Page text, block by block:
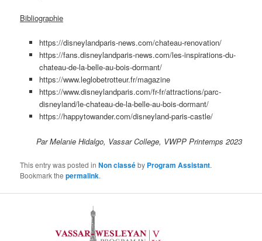
Bibliographie
https://disneylandparis-news.com/chateau-renovation/
https://fans.disneylandparis-news.com/les-inspirations-du-
chateau-de-la-belle-au-bois-dormant/
https://www.leglobetrotteur.fr/magazine
https://www.disneylandparis.com/fr-fr/attractions/parc-
disneyland/le-chateau-de-la-belle-au-bois-dormant/
https://happytowander.com/disneyland-paris-castle/
Par Melanie Hidalgo, Vassar College, VWPP Printemps 2023
This entry was posted inNon classéby Program Assistant.
Bookmark thepermalink.